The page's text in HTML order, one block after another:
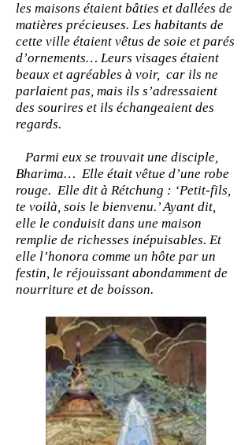
les maisons étaient bâties et dallées de
matières précieuses. Les habitants de
cette ville étaient vêtus de soie et parés
d’ornements… Leurs visages étaient
beaux et agréables à voir, car ils ne
parlaient pas, mais ils s’adressaient
des sourires et ils échangeaient des
regards.
Parmi eux se trouvait une disciple,
Bharima… Elle était vêtue d’une robe
rouge. Elle dit à Rétchung : ‘Petit-fils,
te voilà, sois le bienvenu.’ Ayant dit,
elle le conduisit dans une maison
remplie de richesses inépuisables. Et
elle l’honora comme un hôte par un
festin, le réjouissant abondamment de
nourriture et de boisson.